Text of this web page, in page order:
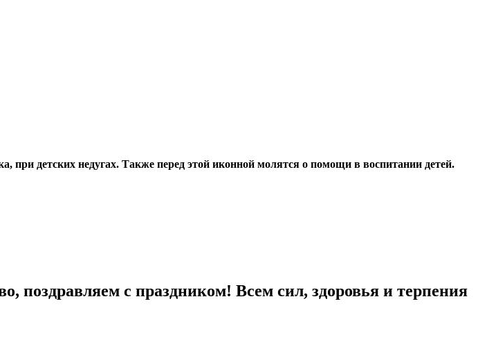
детских недугах. Также перед этой иконной молятся о помощи в воспитании детей.
поздравляем с праздником! Всем сил, здоровья и терпения